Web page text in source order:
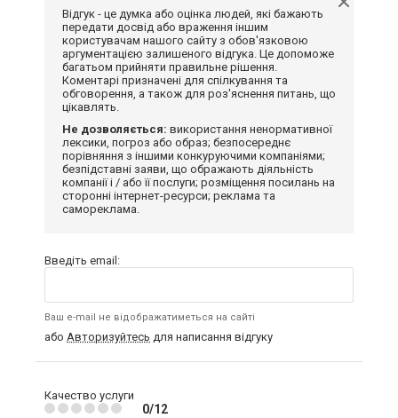
Відгук - це думка або оцінка людей, які бажають
передати досвід або враження іншим
користувачам нашого сайту з обов'язковою
аргументацією залишеного відгука. Це допоможе
багатьом прийняти правильне рішення.
Коментарі призначені для спілкування та
обговорення, а також для роз'яснення питань, що
цікавлять.
Не дозволяється: використання ненормативної
лексики, погроз або образ; безпосереднє
порівняння з іншими конкуруючими компаніями;
безпідставні заяви, що ображають діяльність
компанії і / або її послуги; розміщення посилань на
сторонні інтернет-ресурси; реклама та
самореклама.
Введіть email:
Ваш e-mail не відображатиметься на сайті
або Авторизуйтесь для написання відгуку
Качество услуги
0/12